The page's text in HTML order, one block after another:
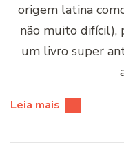
origem latina
não muito difícil),
um livro super
Leia mais